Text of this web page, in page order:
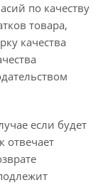
по качеству
товара,
качества
если будет
отвечает